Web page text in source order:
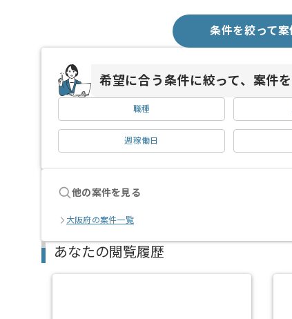
条件を絞って案
希望に合う条件に絞って、案件
職種
週稼働日
他の案件を見る
大阪府の案件一覧
あなたの閲覧履歴